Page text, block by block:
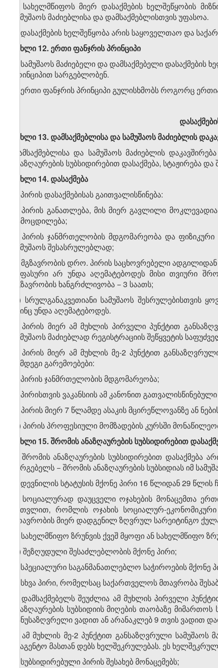
1. სახელმწიფოს მიერ დასაქმების ხელშეწყობის
სამუშაოს მაძიებლისა და დამსაქმებლისთვის უფასოა.
2. დასაქმების ხელშეწყობა არის საყოველთაო და
მუხლი 12. ერთი ფანჯრის პრინციპი
1. სამუშაოს მაძიებელი და დამსაქმებელი
პრინციპით სარგებლობენ.
2. ერთი ფანჯრის პრინციპი გულისხმობს როგორც
მუხლი 13. დამსაქმებლისა და სამუშაოს მაძიებლის
დამსაქმებლისა და სამუშაოს მაძიებლის
ანაზღაურების სუბსიდირებით დასაქმება, სტაჟირება
მუხლი 14. დასაქმება
1. პირის დასაქმებისას გაითვალისწინება:
ა) პირის განათლება, მის მიერ გავლილი
გამოცდილება;
ბ) პირის ჯანმრთელობის მდგომარეობა და
სამუშაოს შესასრულებლად;
გ) მგზავრობის დრო. პირის საცხოვრებელი
საფასური არ უნდა აღემატებოდეს მისი თვიური
მგზავრობის ხანგრძლივობა − 3 საათს;
დ) სრულგანაკვეთიანი სამუშაოს შესრულებისთვის
მაინც უნდა აღემატებოდეს.
2. პირის მიერ ამ მუხლის პირველი პუნქტით
სამუშაოს მაძიებლად რეგისტრაციის შეწყვეტის
3. პირის მიერ ამ მუხლის მე-2 პუნქტით
შემდეგი გარემოებები:
ა) პირის ჯანმრთელობის მდგომარეობა;
ბ) პირისთვის ვაკანსიის ამ კანონით
გ) პირის მიერ 7 წლამდე ასაკის მცირეწლოვანზე ან
დ) პირის პროფესიული მომზადების კურსში
მუხლი 15. შრომის ანაზღაურების სუბსიდირებით
1. შრომის ანაზღაურების სუბსიდირებით დასაქმება
სარგებელს − შრომის ანაზღაურების სუბსიდიას იმ
ა) დევნილის სტატუსის მქონე პირი 16 წლიდან 29
ბ) სოციალურად დაუცველი ოჯახების მონაცემთა
ჩათვლით, რომლის ოჯახის სოციალურ-
მთავრობის მიერ დადგენილ ზღვრულ სარეიტინგო
გ) სახელმწიფო ზრუნვის ქვეშ მყოფი ან სახელმწიფო
დ) შეზღუდული შესაძლებლობის მქონე პირი;
ე) სპეციალური საგანმანათლებლო საჭიროების მქონე
ვ) სხვა პირი, რომელსაც საქართველოს მთავრობა
2. დამსაქმებელს შეუძლია ამ მუხლის პირველი
ანაზღაურების სუბსიდიის მიღების თაობაზე
განუსაზღვრელი ვადით ან არანაკლებ 9 თვის ვადით
3. ამ მუხლის მე-2 პუნქტით განსაზღვრული სამუშაოს
სააგენტო მასთან დებს ხელშეკრულებას. ეს
ა) სუბსიდირებული პირის შესახებ მონაცემებს;